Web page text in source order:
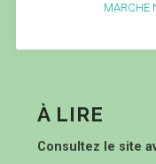
MARCHE
À LIRE
Consultez le site